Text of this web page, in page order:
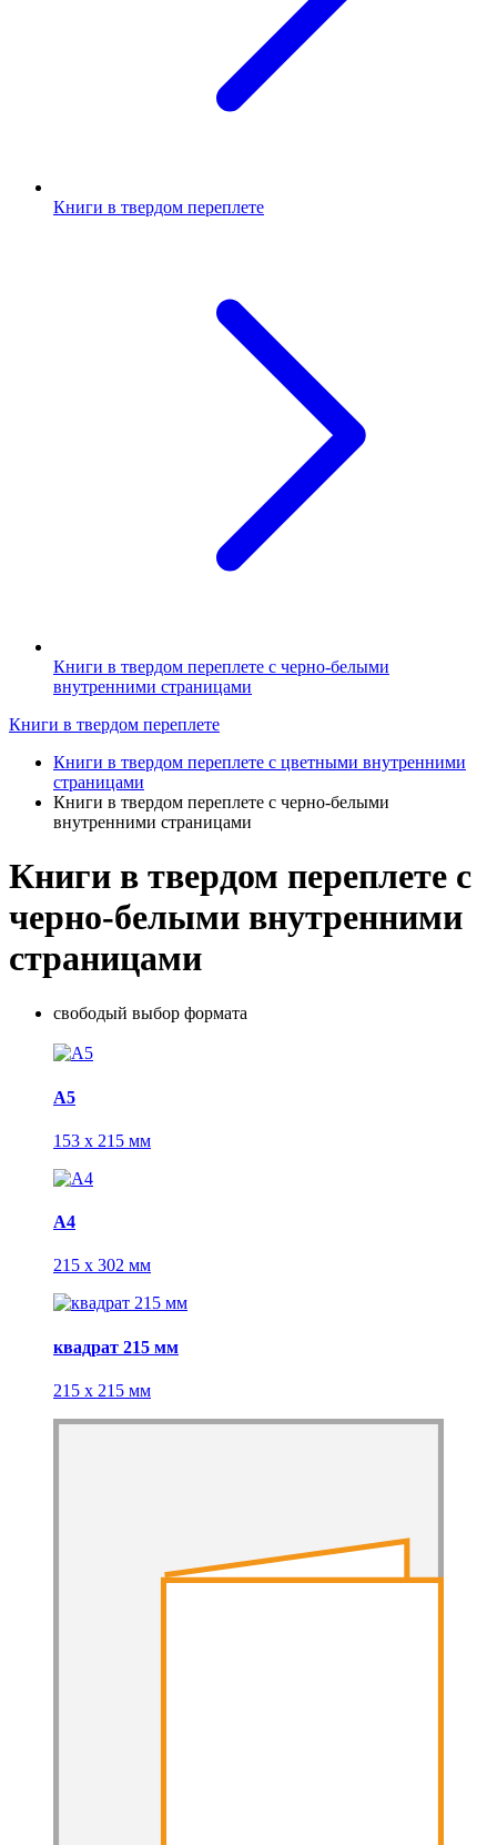
Книги в твердом переплете
Книги в твердом переплете с черно-белыми
внутренними страницами
Книги в твердом переплете
Книги в твердом переплете с цветными внутренними
страницами
Книги в твердом переплете с черно-белыми
внутренними страницами
Книги в твердом переплете с
черно-белыми внутренними
страницами
свободый выбор формата
А5
153 x 215 мм
А4
215 x 302 мм
квадрат 215 мм
215 x 215 мм